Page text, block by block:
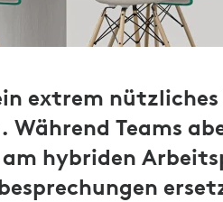
extrem
Während Teams
hybriden